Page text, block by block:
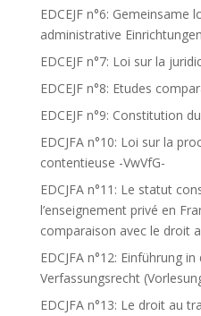
EDCEJF n°6: Gemeinsame
administrative
EDCEJF n°7: Loi sur la
EDCEJF n°8: Etudes
EDCEJF n°9: Constitution
EDCJFA n°10: Loi sur la
contentieuse -VwVfG-
EDCJFA n°11: Le statut
l’enseignement privé en
comparaison avec le droit
EDCJFA n°12: Einführung
Verfassungsrecht
EDCJFA n°13: Le droit au